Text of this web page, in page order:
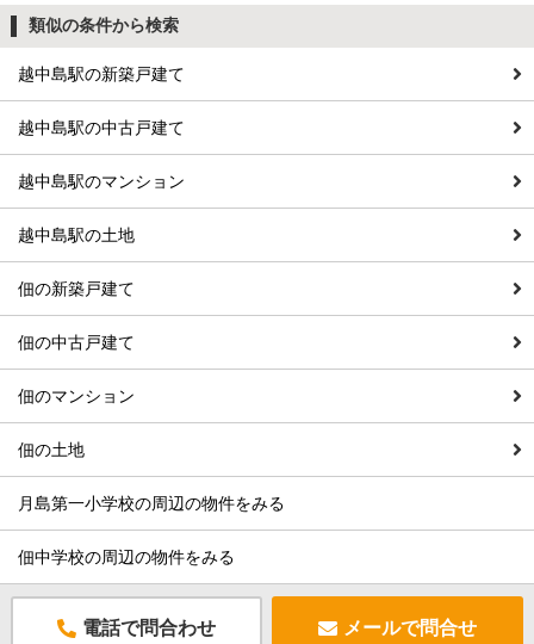
類似の条件から検索
越中島駅の新築戸建て
越中島駅の中古戸建て
越中島駅のマンション
越中島駅の土地
佃の新築戸建て
佃の中古戸建て
佃のマンション
佃の土地
月島第一小学校の周辺の物件をみる
佃中学校の周辺の物件をみる
電話で問合わせ メールで問合せ